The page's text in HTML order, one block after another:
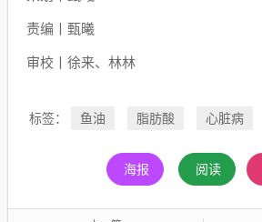
责编丨甄曦
审校丨徐来、林林
标签： 鱼油 脂肪酸 心脏病
海报 阅读